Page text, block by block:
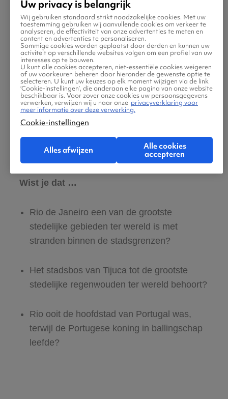
afwisseling. Tropisch groen loopt door tot in de
stad, met stadsparken, bossen en bergen die
grenzen aan woonwijken. Die combinatie van
natuur en stad maakt Rio intens, soms
chaotisch, maar ook opvallend veelzijdig.
Hou je wel van een feestje? Dan zul je je ook
goed amuseren tijdens het Braziliaanse
carnaval. Wil je wat meer informatie over het
Braziliaanse carnaval? Kijk dan op onzeblog
over carnaval in Rio
Wist je dat …
Rio de Janeiro een van de grootste
stedelijke gebieden ter wereld is met
stranden binnen de stadsgrenzen?
Het stadsbos van Tijuca tot de grootste
stedelijke regenwouden ter wereld behoort?
Rio ooit de hoofdstad van Portugal was,
terwijl de Portugese koning in ballingschap
leefde?
Uw privacy is belangrijk
Wij gebruiken standaard strikt noodzakelijke cookies. Met uw
toestemming gebruiken wij aanvullende cookies om verkeer te
analyseren, de effectiviteit van onze advertenties te meten en
content en advertenties te personaliseren.
Sommige cookies worden geplaatst door derden en kunnen uw
activiteit op verschillende websites volgen om een profiel van uw
interesses op te bouwen.
U kunt alle cookies accepteren, niet-essentiële cookies weigeren
of uw voorkeuren beheren door hieronder de gewenste optie te
selecteren. U kunt uw keuzes op elk moment wijzigen via de link
‘Cookie-instellingen’, die onderaan elke pagina van onze website
beschikbaar is. Voor zover onze cookies uw persoonsgegevens
verwerken, verwijzen wij u naar onze privacyverklaring voor
meer informatie over deze verwerking.
Cookie-instellingen
Alles afwijzen
Alle cookies
accepteren